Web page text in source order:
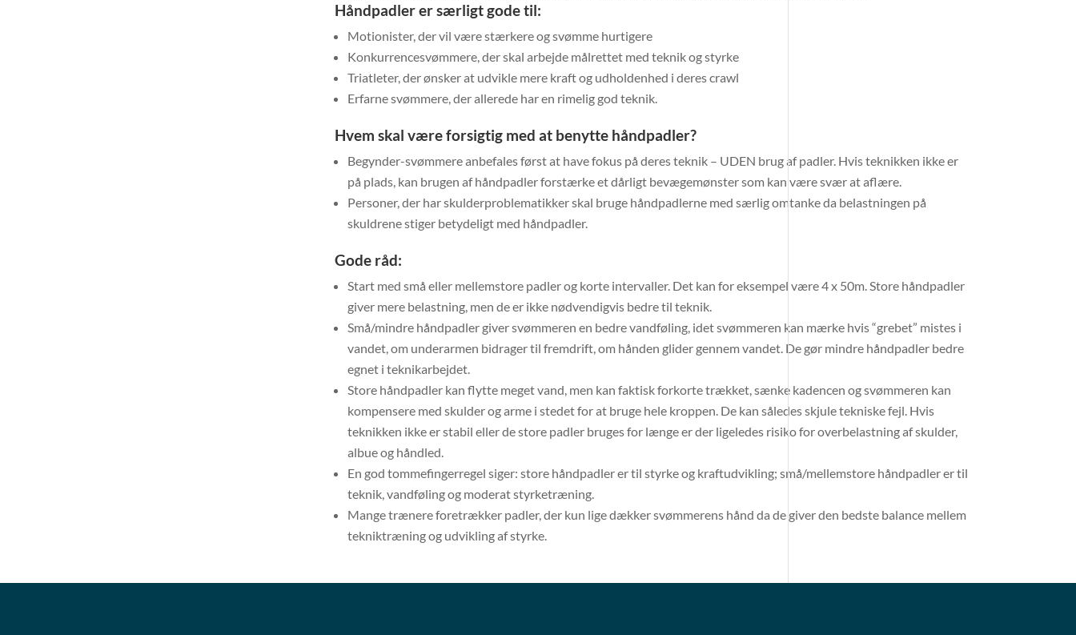
Håndpadler er særligt gode til:
Motionister, der vil være stærkere og svømme hurtigere
Konkurrencesvømmere, der skal arbejde målrettet med teknik og styrke
Triatleter, der ønsker at udvikle mere kraft og udholdenhed i deres crawl
Erfarne svømmere, der allerede har en rimelig god teknik.
Hvem skal være forsigtig med at benytte håndpadler?
Begynder-svømmere anbefales først at have fokus på deres teknik – UDEN brug af padler. Hvis teknikken ikke er
på plads, kan brugen af håndpadler forstærke et dårligt bevægemønster som kan være svær at aflære.
Personer, der har skulderproblematikker skal bruge håndpadlerne med særlig omtanke da belastningen på
skuldrene stiger betydeligt med håndpadler.
Gode råd:
Start med små eller mellemstore padler og korte intervaller. Det kan for eksempel være 4 x 50m. Store håndpadler
giver mere belastning, men de er ikke nødvendigvis bedre til teknik.
Små/mindre håndpadler giver svømmeren en bedre vandføling, idet svømmeren kan mærke hvis “grebet” mistes i
vandet, om underarmen bidrager til fremdrift, om hånden glider gennem vandet. De gør mindre håndpadler bedre
egnet i teknikarbejdet.
Store håndpadler kan flytte meget vand, men kan faktisk forkorte trækket, sænke kadencen og svømmeren kan
kompensere med skulder og arme i stedet for at bruge hele kroppen. De kan således skjule tekniske fejl. Hvis
teknikken ikke er stabil eller de store padler bruges for længe er der ligeledes risiko for overbelastning af skulder,
albue og håndled.
En god tommefingerregel siger: store håndpadler er til styrke og kraftudvikling; små/mellemstore håndpadler er til
teknik, vandføling og moderat styrketræning.
Mange trænere foretrækker padler, der kun lige dækker svømmerens hånd da de giver den bedste balance mellem
tekniktræning og udvikling af styrke.